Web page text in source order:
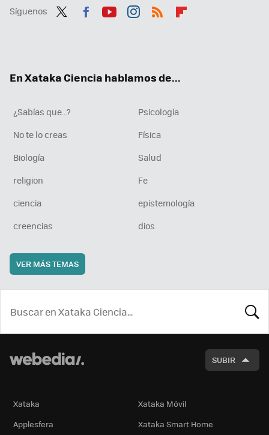
Síguenos
En Xataka Ciencia hablamos de...
¿Sabías que...?
Psicología
No te lo creas
Física
Biología
Salud
religion
Fe
ciencia
epistemología
creencias
dios
VER MÁS TEMAS
SUBIR
Xataka
Xataka Móvil
Applesfera
Xataka Smart Home